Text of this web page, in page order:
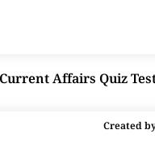
Affairs Quiz
Created